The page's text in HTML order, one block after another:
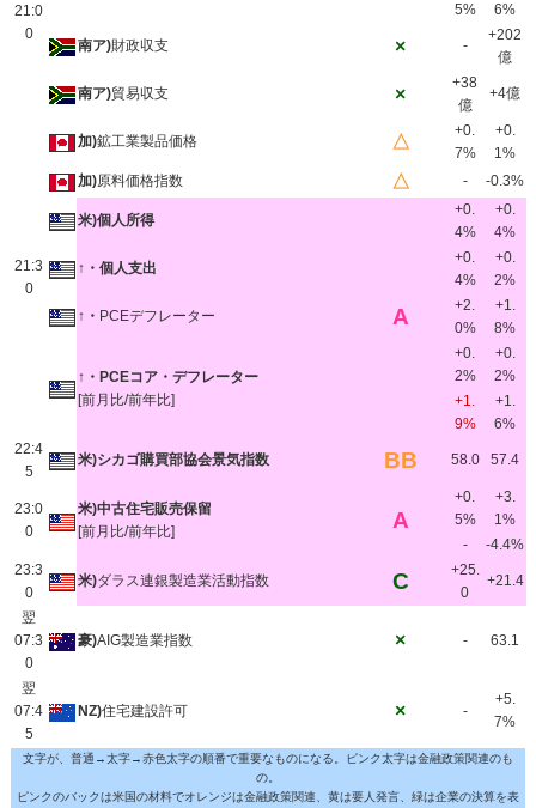
21:0
0
5%
6%
南ア)財政収支 × -
+202
億
南ア)貿易収支 ×
+38
億
+4億
21:3
0
加)鉱工業製品価格 △
+0.
7%
+0.
1%
加)原料価格指数 △ - -0.3%
米)個人所得
A
+0.
4%
+0.
4%
↑・個人支出
+0.
4%
+0.
2%
↑・ PCEデフレーター
+2.
0%
+1.
8%
↑・PCEコア・デフレーター
[前月比/前年比]
+0.
2%
+0.
2%
+1.
9%
+1.
6%
22:4
5
米)シカゴ購買部協会景気指数 BB 58.0 57.4
23:0
0
米)中古住宅販売保留
[前月比/前年比]
A
+0.
5%
+3.
1%
-
-4.4%
23:3
0
米)ダラス連銀製造業活動指数 C
+25.
0
+21.4
翌
07:3
0
豪)AIG製造業指数 × - 63.1
翌
07:4
5
NZ)住宅建設許可 × -
+5.
7%
文字が、普通→太字→赤色太字の順番で重要なものになる。ピンク太字は金融政策関連のも
の。
ピンクのバックは米国の材料でオレンジは金融政策関連、黄は要人発言、緑は企業の決算を表